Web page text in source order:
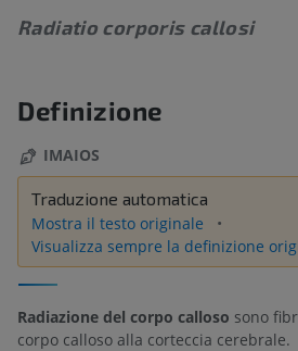
Radiatio corporis callosi
Definizione
IMAIOS
Traduzione automatica
Mostra il testo originale
Visualizza sempre la definizione
Radiazione del corpo calloso sono
corpo calloso alla corteccia cerebrale.